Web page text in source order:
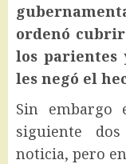
ordenó
los parientes
les negó el
Sin embargo
siguiente
noticia, pero